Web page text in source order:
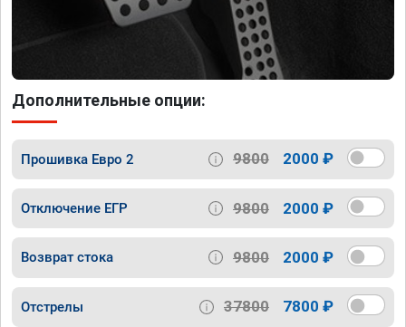
Дополнительные опции:
Прошивка Евро 2 9800 2000 ₽
Отключение ЕГР 9800 2000 ₽
Возврат стока 9800 2000 ₽
Отстрелы 37800 7800 ₽